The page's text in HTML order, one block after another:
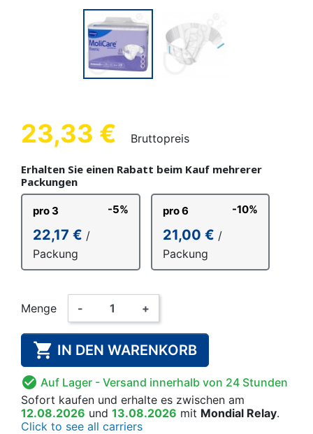
23,33 € Bruttopreis
Erhalten Sie einen Rabatt beim Kauf mehrerer
Packungen
pro 3 -5%
22,17 € /
Packung
pro 6 -10%
21,00 € /
Packung
Menge - +
 IN DEN WARENKORB
 Auf Lager - Versand innerhalb von 24 Stunden
Sofort kaufen und erhalte es zwischen am
12.08.2026 und 13.08.2026 mit Mondial Relay.
Click to see all carriers